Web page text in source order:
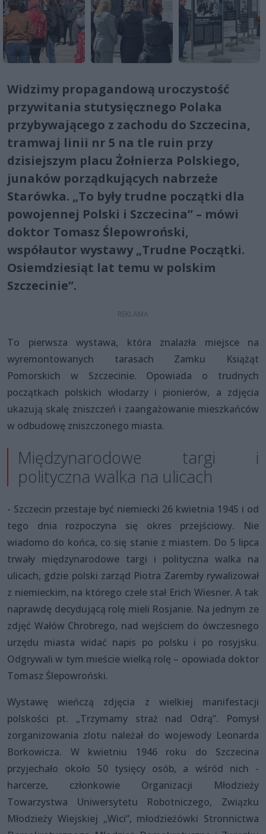
Widzimy propagandową uroczystość
przywitania stutysięcznego Polaka
przybywającego z zachodu do Szczecina,
tramwaj linii nr 5 na tle ruin przy
dzisiejszym placu Żołnierza Polskiego,
junaków porządkujących nabrzeże
Starówka. „To były trudne początki dla
powojennej Polski i Szczecina” – mówi
doktor Tomasz Ślepowroński,
współautor wystawy „Trudne Początki.
Osiemdziesiąt lat temu w polskim
Szczecinie”.
To pierwsza wystawa, która znalazła miejsce na
wyremontowanych tarasach Zamku Książąt
Pomorskich w Szczecinie. Opowiada o trudnych
początkach polskich włodarzy i pionierów, a zdjęcia
ukazują skalę zniszczeń i zaangażowanie mieszkańców
w odbudowę zniszczonego miasta.
Międzynarodowe targi i
polityczna walka na ulicach
- Szczecin przestaje być niemiecki 26 kwietnia 1945 i od
tego dnia rozpoczyna się okres przejściowy. Nie
wiadomo do końca, co się stanie z miastem. Do 5 lipca
trwały międzynarodowe targi i polityczna walka na
ulicach, gdzie polski zarząd Piotra Zaremby rywalizował
z niemieckim, na którego czele stał Erich Wiesner. A tak
naprawdę decydującą rolę mieli Rosjanie. Na jednym ze
zdjęć Wałów Chrobrego, nad wejściem do ówczesnego
urzędu miasta widać napis po polsku i po rosyjsku.
Odgrywali w tym mieście wielką rolę – opowiada doktor
Tomasz Ślepowroński.
Wystawę wieńczą zdjęcia z wielkiej manifestacji
polskości pt. „Trzymamy straż nad Odrą”. Pomysł
zorganizowania zlotu należał do wojewody Leonarda
Borkowicza. W kwietniu 1946 roku do Szczecina
przyjechało około 50 tysięcy osób, a wśród nich -
harcerze, członkowie Organizacji Młodzieży
Towarzystwa Uniwersytetu Robotniczego, Związku
Młodzieży Wiejskiej „Wici”, młodzieżówki Stronnictwa